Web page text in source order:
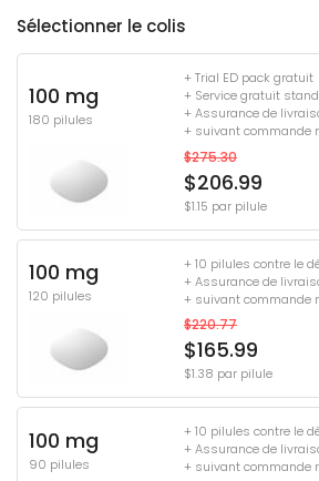
Sélectionner le colis
100 mg
180 pilules
+ Trial ED pack gratuit
+ Service gratuit
+ Assurance de
+ suivant commande
$275.30
$206.99
$1.15 par pilule
100 mg
120 pilules
+ 10 pilules contre le
+ Assurance de
+ suivant commande
$220.77
$165.99
$1.38 par pilule
100 mg
90 pilules
+ 10 pilules contre le
+ Assurance de
+ suivant commande